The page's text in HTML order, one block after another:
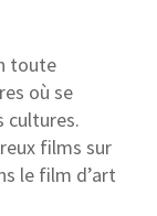
toute
où se
cultures.
films sur
le film d’art